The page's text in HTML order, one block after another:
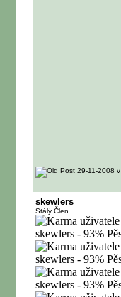
29-11-2008 v
skewlers
Stálý Člen